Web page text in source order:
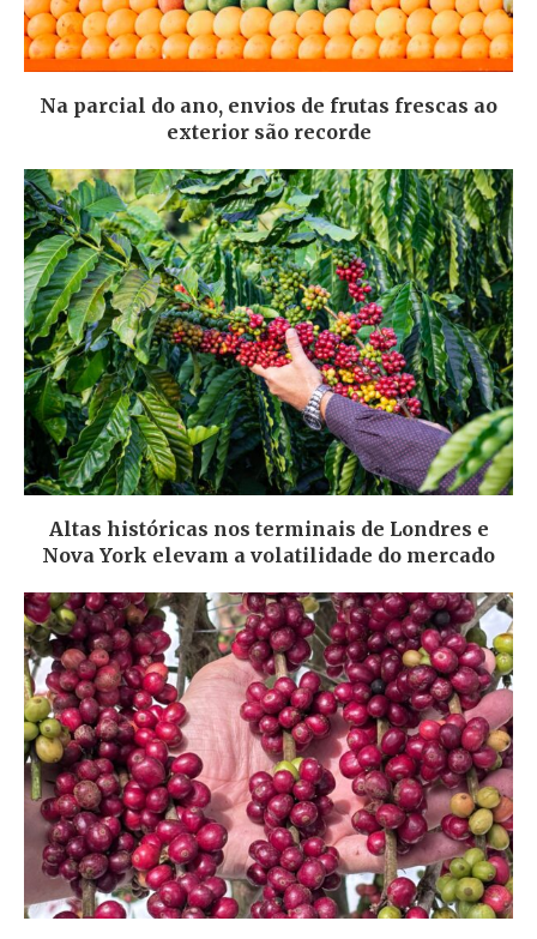
Na parcial do ano, envios de frutas frescas ao
exterior são recorde
Altas históricas nos terminais de Londres e
Nova York elevam a volatilidade do mercado